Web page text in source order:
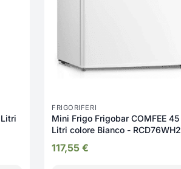
FRIGORIFERI
Mini Frigo Frigobar COMFEE 45
Litri colore Bianco - RCD76WH2
117,55 €